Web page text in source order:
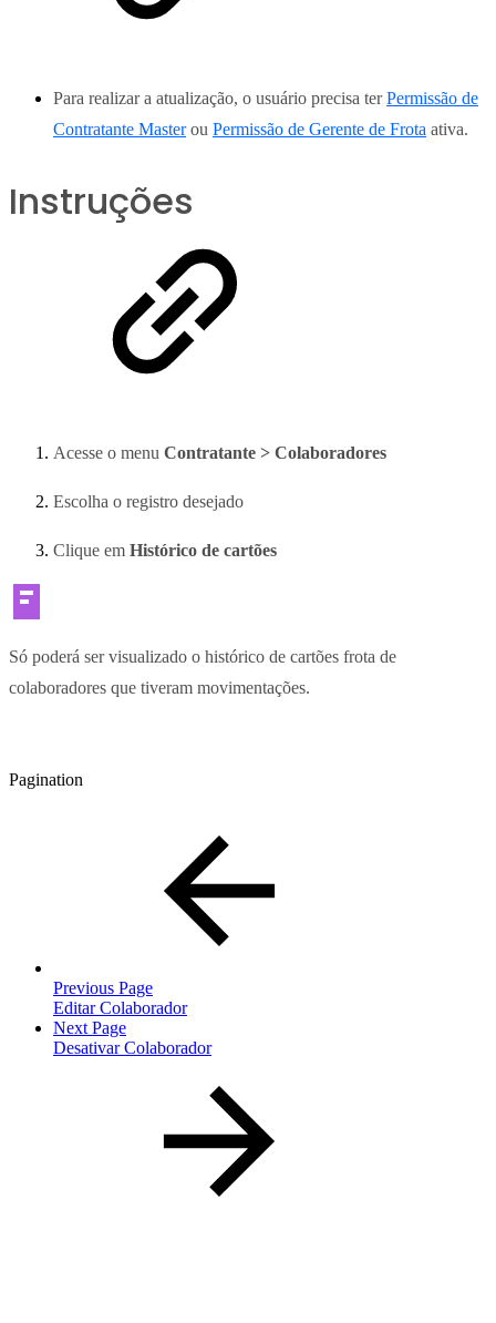
Para realizar a atualização, o usuário precisa terPermissão de
Contratante Masterou Permissão de Gerente de Frota ativa.
Instruções
Acesse o menu Contratante > Colaboradores
Escolha o registro desejado
Clique em Histórico de cartões
Só poderá ser visualizado o histórico de cartões frota de
colaboradores que tiveram movimentações.
Pagination
Previous Page
Editar Colaborador
Next Page
Desativar Colaborador